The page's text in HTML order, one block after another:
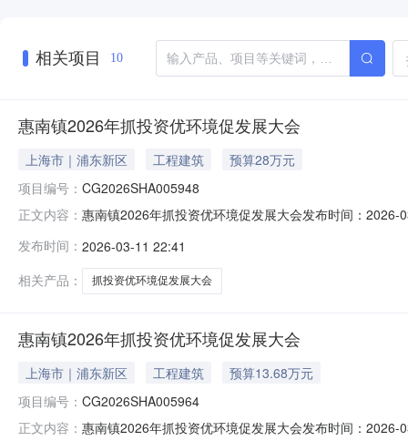
相关项目 10
惠南镇2026年抓投资优环境促发展大会
上海市｜浦东新区 工程建筑
预算28万元
项目编号： CG2026SHA005948
正文内容： 惠南镇2026年抓投资优环境促发展大会发布时间：
间:2026-03-02
发布时间： 2026-03-11 22:41
相关产品：
抓投资优环境促发展大会
惠南镇2026年抓投资优环境促发展大会
上海市｜浦东新区 工程建筑
预算13.68万元
项目编号： CG2026SHA005964
正文内容： 惠南镇2026年抓投资优环境促发展大会发布时间：